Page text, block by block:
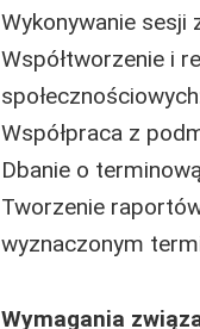
Wykonywanie
Współtworzenie i
Współpraca z
Dbanie o
Tworzenie
wyznaczonym
Wymagania